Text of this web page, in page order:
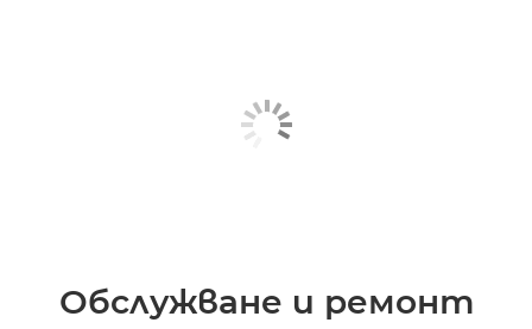
Обслужване и ремонт